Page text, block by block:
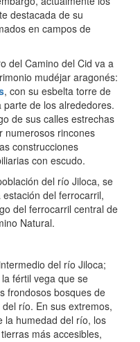
destacada de su
en campos de
Camino del Cid va a
mudéjar aragonés:
, con su esbelta torre de
de los alrededores.
de sus calles estrechas
numerosos rincones
construcciones
con escudo.
del río Jiloca, se
del ferrocarril,
del ferrocarril central de
Natural.
del río Jiloca;
fértil vega que se
frondosos bosques de
río. En sus extremos,
la humedad del río, los
más accesibles,